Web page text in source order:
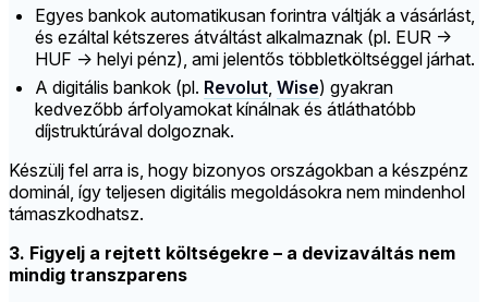
Egyes bankok automatikusan forintra váltják a vásárlást,
és ezáltal kétszeres átváltást alkalmaznak (pl. EUR →
HUF → helyi pénz), ami jelentős többletköltséggel járhat.
A digitális bankok (pl. Revolut, Wise) gyakran
kedvezőbb árfolyamokat kínálnak és átláthatóbb
díjstruktúrával dolgoznak.
Készülj fel arra is, hogy bizonyos országokban a készpénz
dominál, így teljesen digitális megoldásokra nem mindenhol
támaszkodhatsz.
3. Figyelj a rejtett költségekre – a devizaváltás nem
mindig transzparens